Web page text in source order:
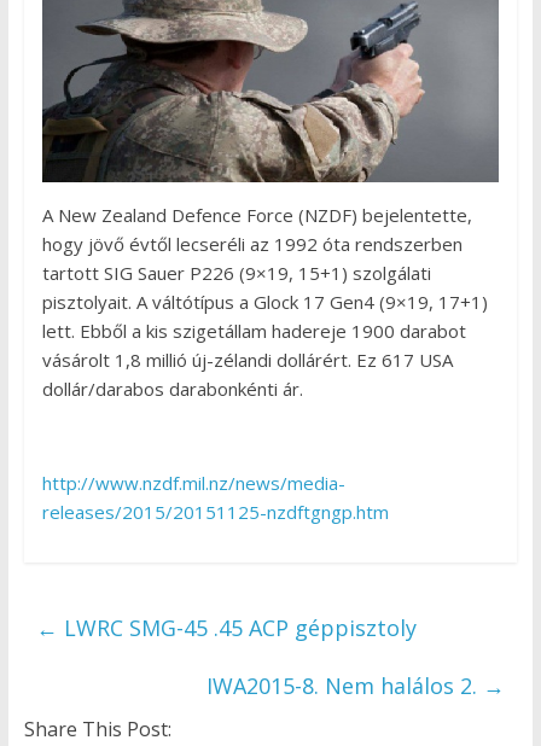
A New Zealand Defence Force (NZDF) bejelentette,
hogy jövő évtől lecseréli az 1992 óta rendszerben
tartott SIG Sauer P226 (9×19, 15+1) szolgálati
pisztolyait. A váltótípus a Glock 17 Gen4 (9×19, 17+1)
lett. Ebből a kis szigetállam hadereje 1900 darabot
vásárolt 1,8 millió új-zélandi dollárért. Ez 617 USA
dollár/darabos darabonkénti ár.
http://www.nzdf.mil.nz/news/media-
releases/2015/20151125-nzdftgngp.htm
← LWRC SMG-45 .45 ACP géppisztoly
IWA2015-8. Nem halálos 2. →
Share This Post: